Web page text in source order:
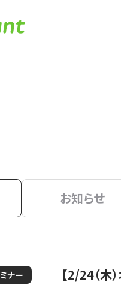
お知らせ
ナー 【2/24（